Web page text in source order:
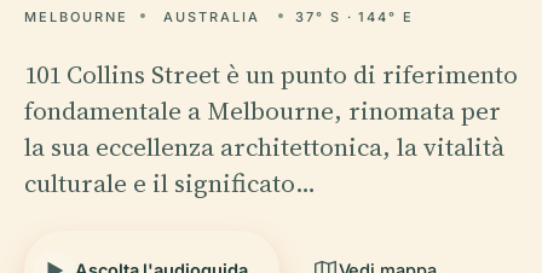
MELBOURNE AUSTRALIA 37° S · 144° E
101 Collins Street è un punto di riferimento
fondamentale a Melbourne, rinomata per
la sua eccellenza architettonica, la vitalità
culturale e il significato…